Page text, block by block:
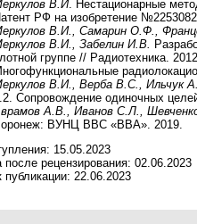
В.И. Нестационарные
РФ на изобретение
В.И., Самарин О.Ф.,
В.И., Забелин И.В.
группе // Радиотехника.
В.И., Верба В.С., Ильчук
Сопровождение одиночных
А.В., Иванов С.Л.,
ВУНЦ ВВС «ВВА». 2019.
15.05.2023
рецензирования: 02.06.2023
публикации: 22.06.2023